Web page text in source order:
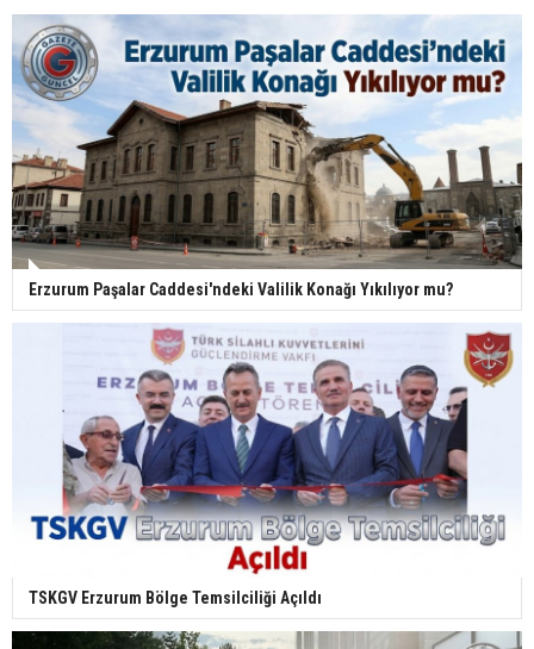
Erzurum Paşalar Caddesi'ndeki Valilik Konağı Yıkılıyor mu?
TSKGV Erzurum Bölge Temsilciliği Açıldı